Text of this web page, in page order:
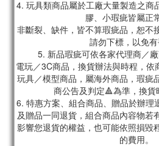
4. 玩具類商品屬於工廠大量製造之商
膠、小瑕疵皆屬正
非斷裂、缺件，皆不算瑕疵品，恕不
請勿下標，以免有
5. 新品瑕疵可依各家代理商／
電玩／3C商品，換貨辦法與時程，依
玩具／模型商品，屬海外商品，瑕疵
商公告及判定🔺為準，換貨
6. 特惠方案、組合商品、贈品於辦理
及贈品一同退貨，組合商品內容物若
影響您退貨的權益，也可能依照損毀
的費用。